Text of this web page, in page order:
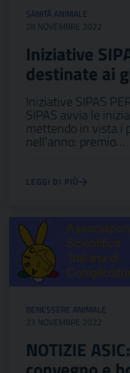
SANITÀ ANIMALE
28 NOVEMBRE 2022
Iniziative
destinate ai
Iniziative SIPAS
SIPAS avvia le
mettendo in vista i
nell’anno: premio…
LEGGI DI PIÙ
BENESSERE ANIMALE
23 NOVEMBRE 2022
NOTIZIE